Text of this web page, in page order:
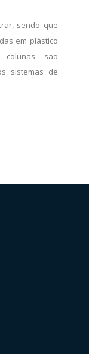
sendo que
em plástico
colunas são
sistemas de